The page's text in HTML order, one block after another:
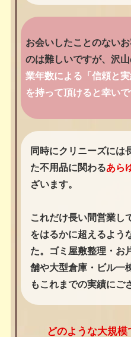
お会いしたことのない
のは難しいですが、沢
業年数による「信頼と
を持って頂けると幸いで
同時にクリニーズには
た不用品に関わるあら
ざいます。
これだけ長い間営業し
をはるかに超えるよう
た。ゴミ屋敷整理・お
舗や大型倉庫・ビル一
もこれまでの実績にご
どのような大規